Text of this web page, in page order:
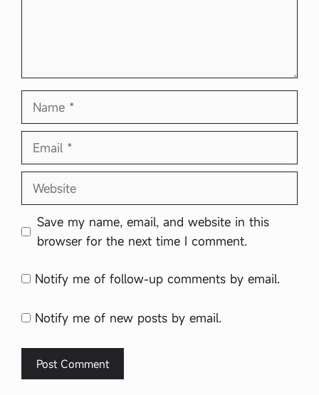
Name
Email
Website
Save my name, email, and website in this
browser for the next time I comment.
Notify me of follow-up comments by email.
Notify me of new posts by email.